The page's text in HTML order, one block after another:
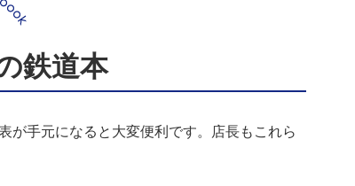
鉄道本
が手元になると大変便利です。店長もこれら